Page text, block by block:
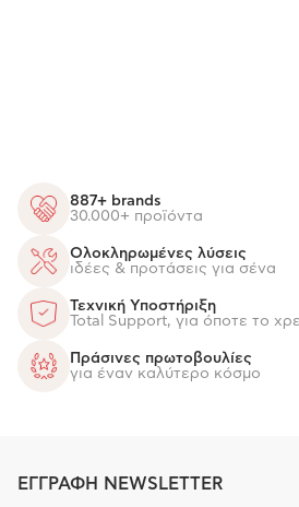
887+ brands
30.000+ προϊόντα
Ολοκληρωμένες λύσεις
ιδέες & προτάσεις για σένα
Τεχνική Υποστήριξη
Total Support, για όποτε το
Πράσινες πρωτοβουλίες
για έναν καλύτερο κόσμο
ΕΓΓΡΑΦΗ NEWSLETTER